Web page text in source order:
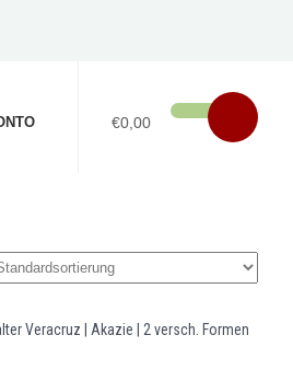
€0,00
Veracruz | Akazie | 2 versch. Formen